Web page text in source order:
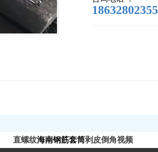
18632802355
直螺纹海南钢筋套筒剥皮倒角视频